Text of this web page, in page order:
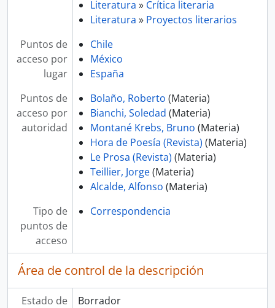
Literatura » Crítica literaria
Literatura » Proyectos literarios
Puntos de
acceso por
lugar
Chile
México
España
Puntos de
acceso por
autoridad
Bolaño, Roberto (Materia)
Bianchi, Soledad (Materia)
Montané Krebs, Bruno (Materia)
Hora de Poesía (Revista) (Materia)
Le Prosa (Revista) (Materia)
Teillier, Jorge(Materia)
Alcalde, Alfonso (Materia)
Tipo de
puntos de
acceso
Correspondencia
Área de control de la descripción
Estado de
Borrador